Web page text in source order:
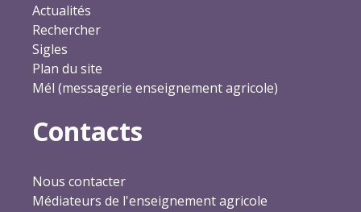
Actualités
Rechercher
Sigles
Plan du site
Mél (messagerie enseignement agricole)
Contacts
Nous contacter
Médiateurs de l'enseignement agricole